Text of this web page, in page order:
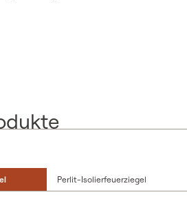
Perlit-Isolierfeuerziegel